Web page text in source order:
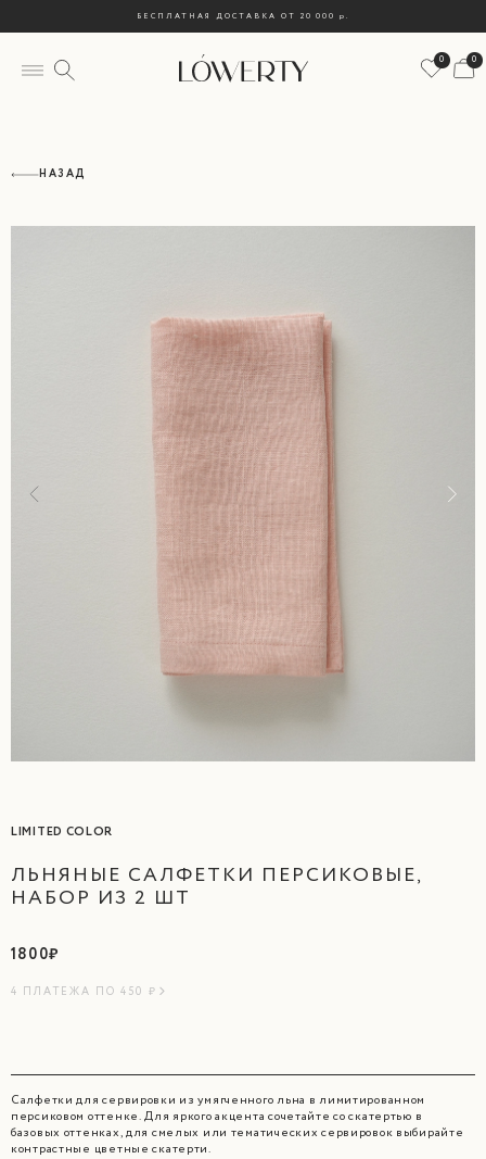
БЕСПЛАТНАЯ ДОСТАВКА ОТ 20 000р.
0 0
НАЗАД
LIMITED COLOR
ЛЬНЯНЫЕ САЛФЕТКИ ПЕРСИКОВЫЕ,
НАБОР ИЗ 2 ШТ
1800₽
4 ПЛАТЕЖА ПО 450 ₽
Салфетки для сервировки из умягченного льна в лимитированном
персиковом оттенке. Для яркого акцента сочетайте со скатертью в
базовых оттенках, для смелых или тематических сервировок выбирайте
контрастные цветные скатерти.